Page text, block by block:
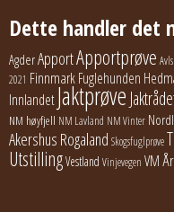
Dette handler det
AgderApportApportprøve
2021 FinnmarkFuglehunden
InnlandetJaktprøve
NM høyfjell NM Lavland NM Vinter
Akershus Rogaland Skogsfuglprøve
UtstillingVestland Vinjevegen VM